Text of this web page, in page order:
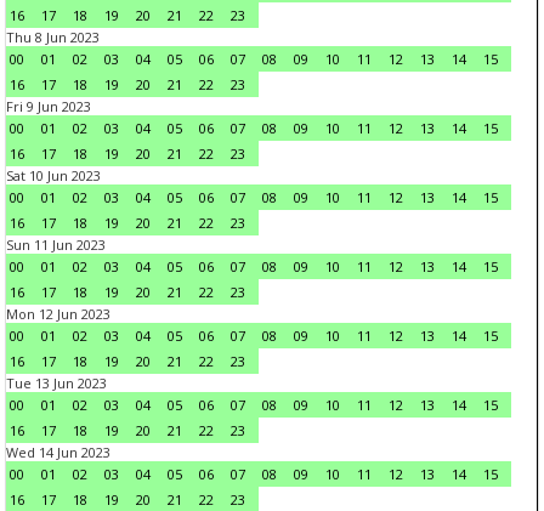
16
17 18 19 20 21 22
23
Thu 8 Jun 2023
00
01 02 03 04 05 06 07 08 09 10 11 12 13 14
15
16
17 18 19 20 21 22
23
Fri 9 Jun 2023
00
01 02 03 04 05 06 07 08 09 10 11 12 13 14
15
16
17 18 19 20 21 22
23
Sat 10 Jun 2023
00
01 02 03 04 05 06 07 08 09 10 11 12 13 14
15
16
17 18 19 20 21 22
23
Sun 11 Jun 2023
00
01 02 03 04 05 06 07 08 09 10 11 12 13 14
15
16
17 18 19 20 21 22
23
Mon 12 Jun 2023
00
01 02 03 04 05 06 07 08 09 10 11 12 13 14
15
16
17 18 19 20 21 22
23
Tue 13 Jun 2023
00
01 02 03 04 05 06 07 08 09 10 11 12 13 14
15
16
17 18 19 20 21 22
23
Wed 14 Jun 2023
00
01 02 03 04 05 06 07 08 09 10 11 12 13 14
15
16
17 18 19 20 21 22
23